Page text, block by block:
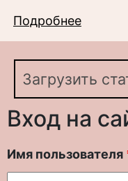
Подробнее
Загрузить
Вход на
Имя пользователя